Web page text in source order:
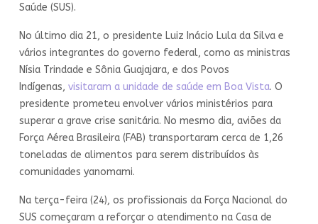
Saúde (SUS).
No último dia 21, o presidente Luiz Inácio Lula da Silva e
vários integrantes do governo federal, como as ministras
Nísia Trindade e Sônia Guajajara, e dos Povos
Indígenas, visitaram a unidade de saúde em Boa Vista. O
presidente prometeu envolver vários ministérios para
superar a grave crise sanitária. No mesmo dia, aviões da
Força Aérea Brasileira (FAB) transportaram cerca de 1,26
toneladas de alimentos para serem distribuídos às
comunidades yanomami.
Na terça-feira (24), os profissionais da Força Nacional do
SUS começaram a reforçar o atendimento na Casa de